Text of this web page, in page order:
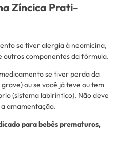
Zíncica Prati-
se tiver alergia à neomicina,
outros componentes da fórmula.
se tiver perda da
ou se você já teve ou tem
(sistema labiríntico). Não deve
amamentação.
para bebês prematuros,